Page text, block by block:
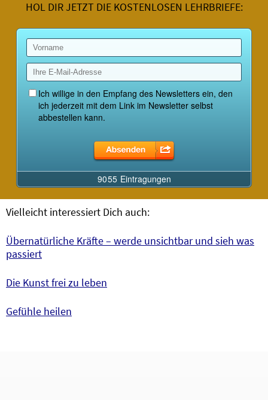
HOL DIR JETZT DIE KOSTENLOSEN LEHRBRIEFE:
Vielleicht interessiert Dich auch:
Übernatürliche Kräfte – werde unsichtbar und sieh was
passiert
Die Kunst frei zu leben
Gefühle heilen